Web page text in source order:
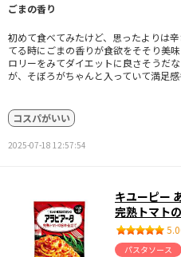
ごまの香り
初めて食べてみたけど、思ったよりは
てる時にごまの香りが食欲をそそり美
ロリーをみてダイエットに良さそうだ
が、そぼろがちゃんと入っていて満足感
コスパがいい
2025-07-18 12:57:54
キユーピー
完熟トマト
パスタソース